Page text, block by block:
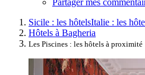
Sicile : les hôtelsItalie : les
Hôtels à Bagheria
Les Piscines : les hôtels à proximité